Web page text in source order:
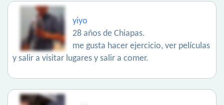
yiyo
28 años de Chiapas.
me gusta hacer ejercicio, ver películas
y salir a visitar lugares y salir a comer.